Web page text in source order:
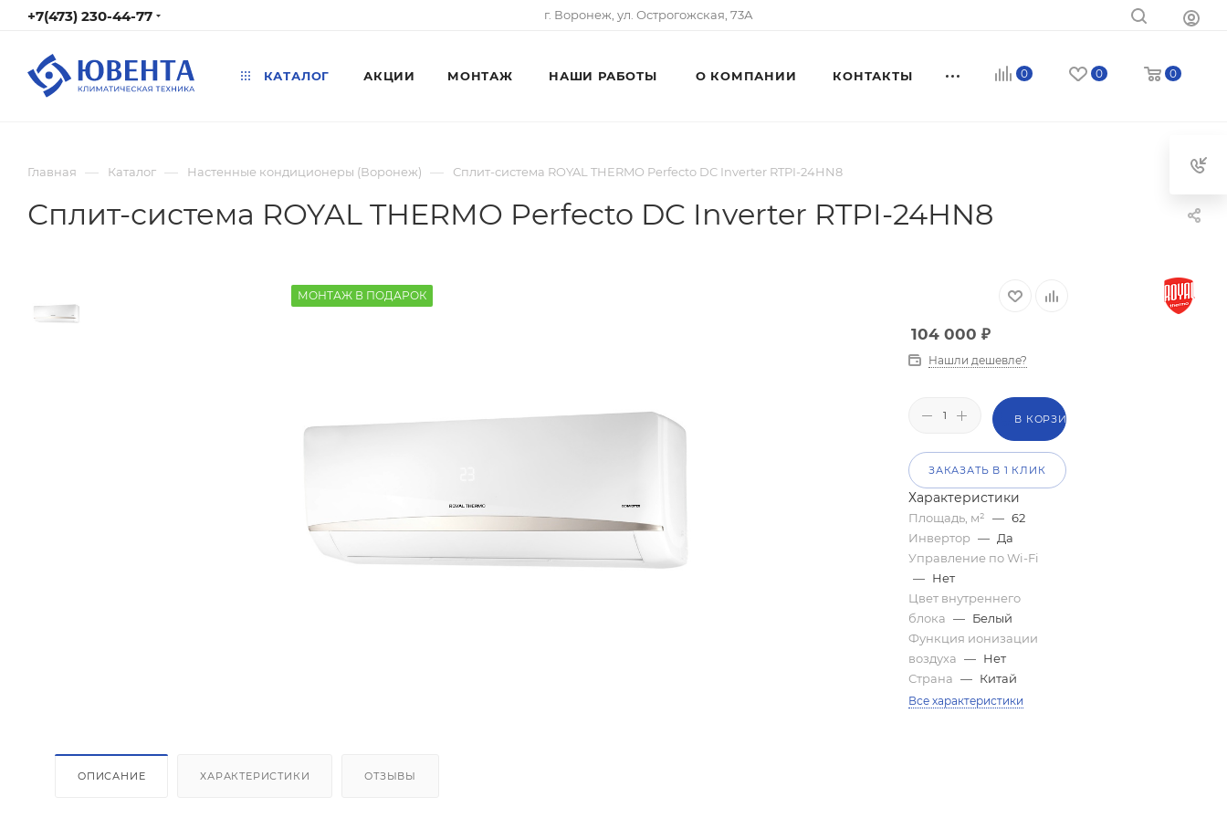
+7(473) 230-44-77 г. Воронеж, ул. Острогожская, 73А
0 0 0
КАТАЛОГ АКЦИИ МОНТАЖ НАШИ РАБОТЫ О КОМПАНИИ КОНТАКТЫ
Главная — Каталог — Настенные кондиционеры (Воронеж) — Сплит-система ROYAL THERMO Perfecto DC Inverter RTPI-24HN8
Сплит-система ROYAL THERMO Perfecto DC Inverter RTPI-24HN8
МОНТАЖ В ПОДАРОК
104 000 ₽
Нашли дешевле?
В КОРЗИНУ
ЗАКАЗАТЬ В 1 КЛИК
Характеристики
Площадь, м² — 62
Инвертор — Да
Управление по Wi-Fi
— Нет
Цвет внутреннего
блока — Белый
Функция ионизации
воздуха — Нет
Страна — Китай
Все характеристики
ОПИСАНИЕ ХАРАКТЕРИСТИКИ ОТЗЫВЫ